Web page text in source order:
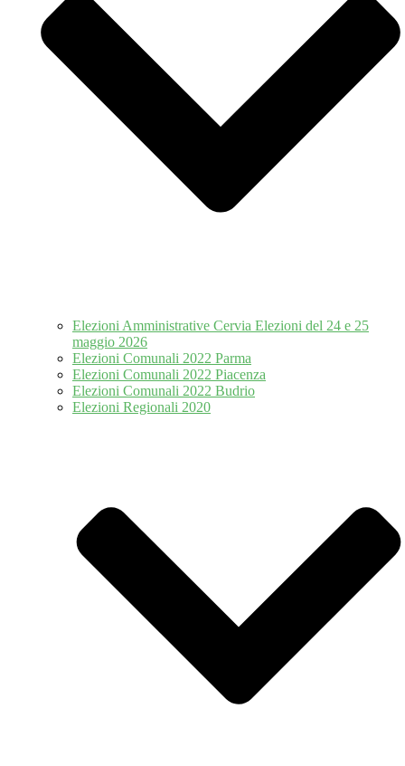
Elezioni Amministrative Cervia Elezioni del 24 e 25
maggio 2026
Elezioni Comunali 2022 Parma
Elezioni Comunali 2022 Piacenza
Elezioni Comunali 2022 Budrio
Elezioni Regionali 2020